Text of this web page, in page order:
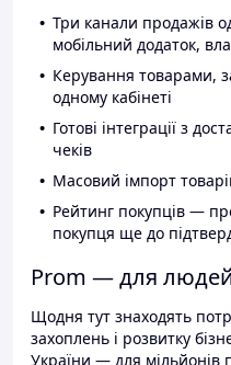
Три канали продажів
мобільний додаток,
Керування товарами,
одному кабінеті
Готові інтеграції з
чеків
Масовий імпорт
Рейтинг покупців —
покупця ще до
Prom — для людей
Щодня тут знаходять
захоплень і розвитку
України — для мільйонів